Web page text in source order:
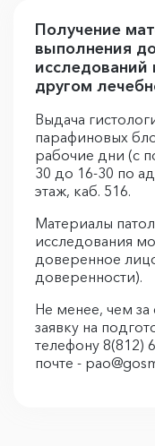
Получение
выполнения
исследований
другом
Выдача
парафиновых
рабочие дни (с
30 до 16-30 по
этаж, каб. 516.
Материалы
исследования
доверенное
доверенности).
Не менее, чем
заявку на
телефону 8(812)
почте -